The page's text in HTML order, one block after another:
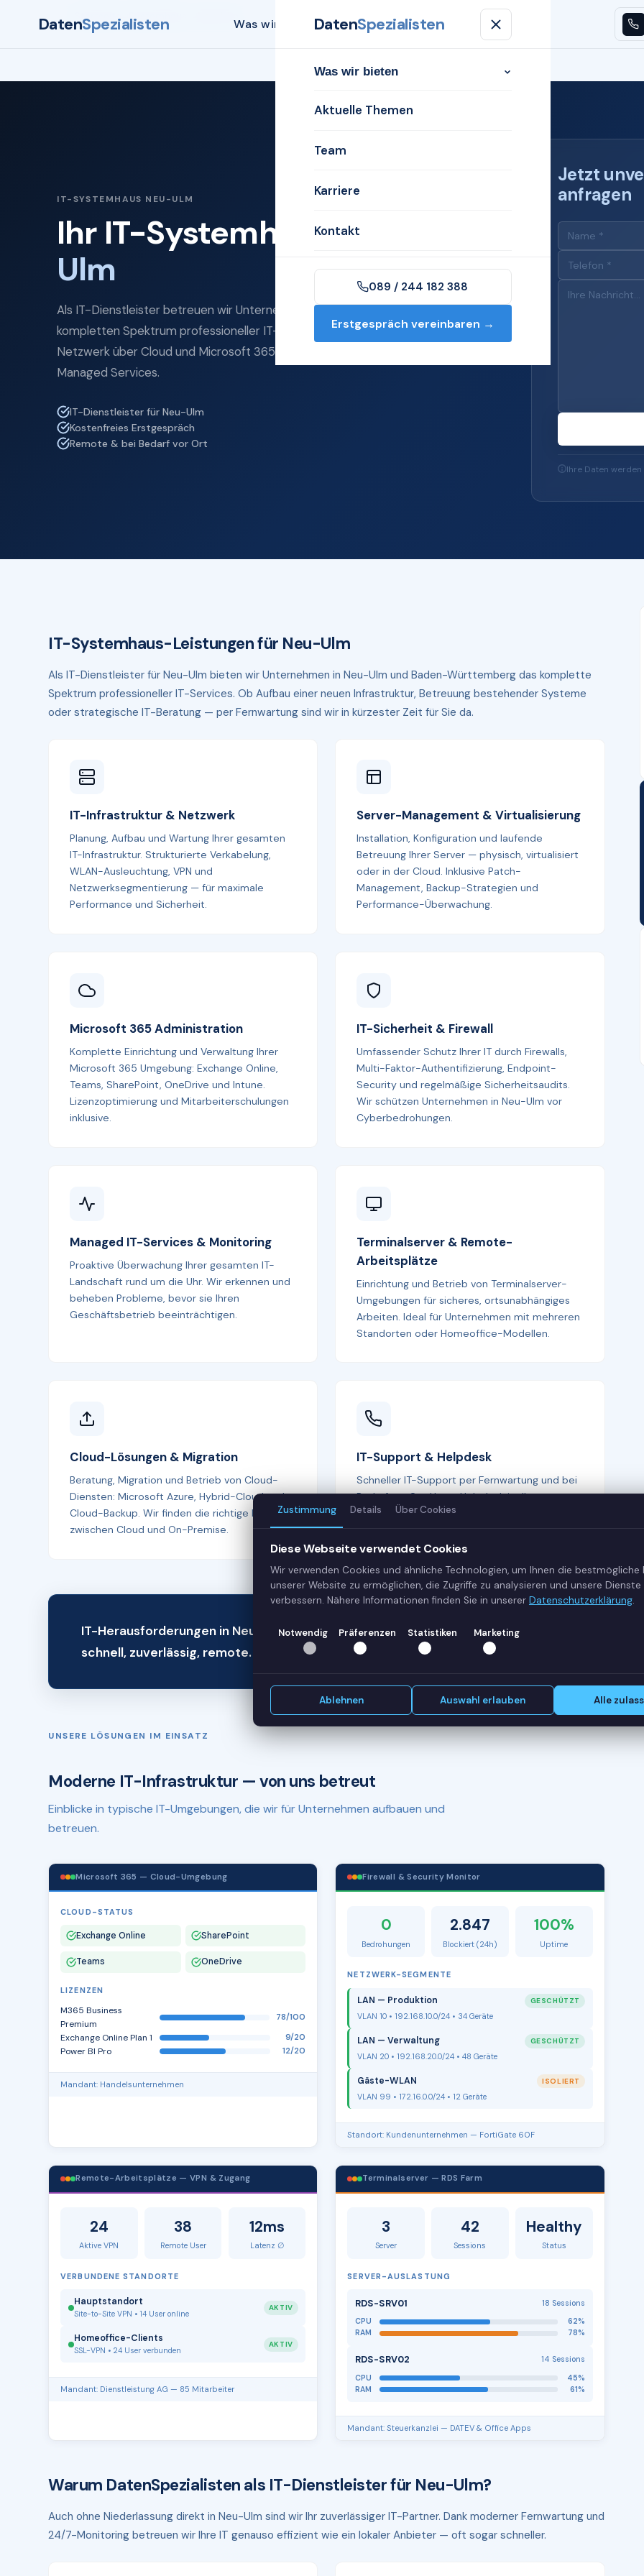
DatenSpezialisten Was wir bieten Aktuelle ThemenTeam Karriere
DatenSpezialisten
Was wir bieten
Aktuelle Themen
Team
Karriere
Kontakt
089 / 244 182 388
Erstgespräch vereinbaren →
Startseite Systemhaus
IT-SYSTEMHAUS NEU-ULM
Ihr IT-Systemhaus für
Ulm
Als IT-Dienstleister betreuen wir Unternehmen in Neu-Ulm mit dem
kompletten Spektrum professioneller IT-Services — von Server und
Netzwerk über Cloud und Microsoft 365 bis zu IT-Sicherheit und
Managed Services.
IT-Dienstleister für Neu-Ulm
Kostenfreies Erstgespräch
Remote & bei Bedarf vor Ort
Jetzt
anfragen
Ihre Daten
IT-Systemhaus-Leistungen für Neu-Ulm
Als IT-Dienstleister für Neu-Ulm bieten wir Unternehmen in Neu-Ulm und Baden-Württemberg das komplette
Spektrum professioneller IT-Services. Ob Aufbau einer neuen Infrastruktur, Betreuung bestehender Systeme
oder strategische IT-Beratung — per Fernwartung sind wir in kürzester Zeit für Sie da.
IT-Infrastruktur & Netzwerk
Planung, Aufbau und Wartung Ihrer gesamten
IT-Infrastruktur. Strukturierte Verkabelung,
WLAN-Ausleuchtung, VPN und
Netzwerksegmentierung — für maximale
Performance und Sicherheit.
Server-Management & Virtualisierung
Installation, Konfiguration und laufende
Betreuung Ihrer Server — physisch, virtualisiert
oder in der Cloud. Inklusive Patch-
Management, Backup-Strategien und
Performance-Überwachung.
Microsoft 365 Administration
Komplette Einrichtung und Verwaltung Ihrer
Microsoft 365 Umgebung: Exchange Online,
Teams, SharePoint, OneDrive und Intune.
Lizenzoptimierung und Mitarbeiterschulungen
inklusive.
IT-Sicherheit & Firewall
Umfassender Schutz Ihrer IT durch Firewalls,
Multi-Faktor-Authentifizierung, Endpoint-
Security und regelmäßige Sicherheitsaudits.
Wir schützen Unternehmen in Neu-Ulm vor
Cyberbedrohungen.
Managed IT-Services & Monitoring
Proaktive Überwachung Ihrer gesamten IT-
Landschaft rund um die Uhr. Wir erkennen und
beheben Probleme, bevor sie Ihren
Geschäftsbetrieb beeinträchtigen.
Terminalserver & Remote-
Arbeitsplätze
Einrichtung und Betrieb von Terminalserver-
Umgebungen für sicheres, ortsunabhängiges
Arbeiten. Ideal für Unternehmen mit mehreren
Standorten oder Homeoffice-Modellen.
Cloud-Lösungen & Migration
Beratung, Migration und Betrieb von Cloud-
Diensten: Microsoft Azure, Hybrid-Cloud und
Cloud-Backup. Wir finden die richtige Balance
zwischen Cloud und On-Premise.
IT-Support & Helpdesk
Schneller IT-Support per Fernwartung und bei
Bedarf vor Ort. Unser Helpdesk ist Ihr erster
Ansprechpartner bei allen IT-Fragen —
IT-Herausforderungen in Neu-Ulm? Wir helfen —
schnell, zuverlässig, remote.
Erstgespräch vereinbaren
UNSERE LÖSUNGEN IM EINSATZ
Moderne IT-Infrastruktur — von uns betreut
Einblicke in typische IT-Umgebungen, die wir für Unternehmen aufbauen und
betreuen.
Microsoft 365 — Cloud-Umgebung
CLOUD-STATUS
Exchange Online SharePoint
Teams OneDrive
LIZENZEN
M365 Business
Premium
78/100
Exchange Online Plan 1 9/20
Power BI Pro 12/20
Mandant: Handelsunternehmen
Firewall & Security Monitor
0
Bedrohungen
2.847
Blockiert (24h)
100%
Uptime
NETZWERK-SEGMENTE
LAN — Produktion GESCHÜTZT
VLAN 10 • 192.168.10.0/24 • 34 Geräte
LAN — Verwaltung GESCHÜTZT
VLAN 20 • 192.168.20.0/24 • 48 Geräte
Gäste-WLAN ISOLIERT
VLAN 99 • 172.16.0.0/24 • 12 Geräte
Standort: Kundenunternehmen — FortiGate 60F
Remote-Arbeitsplätze — VPN & Zugang
24
Aktive VPN
38
Remote User
12ms
Latenz ∅
VERBUNDENE STANDORTE
Hauptstandort
Site-to-Site VPN • 14 User online
AKTIV
Homeoffice-Clients
SSL-VPN • 24 User verbunden
AKTIV
Mandant: Dienstleistung AG — 85 Mitarbeiter
Terminalserver — RDS Farm
3
Server
42
Sessions
Healthy
Status
SERVER-AUSLASTUNG
RDS-SRV01
18 Sessions
CPU
62%
RAM
78%
RDS-SRV02
14 Sessions
CPU
45%
RAM
61%
Mandant: Steuerkanzlei — DATEV & Office Apps
Warum DatenSpezialisten als IT-Dienstleister für Neu-Ulm?
Auch ohne Niederlassung direkt in Neu-Ulm sind wir Ihr zuverlässiger IT-Partner. Dank moderner Fernwartung und
24/7-Monitoring betreuen wir Ihre IT genauso effizient wie ein lokaler Anbieter — oft sogar schneller.
Zustimmung Details Über Cookies
Diese Webseite verwendet Cookies
Wir verwenden Cookies und ähnliche Technologien, um Ihnen die bestmögliche
unserer Website zu ermöglichen, die Zugriffe zu analysieren und unsere
verbessern. Nähere Informationen finden Sie in unserer Datenschutzerklärung.
Notwendig Präferenzen Statistiken Marketing
Ablehnen Auswahl erlauben Alle